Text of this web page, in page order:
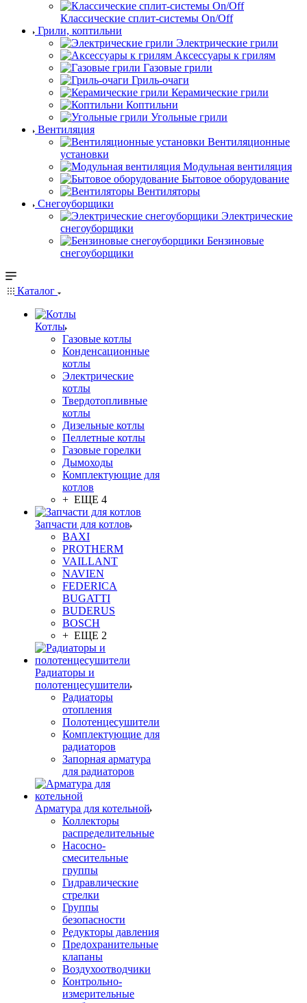
Классические сплит-системы On/Off
Грили, коптильни
Электрические грили
Аксессуары к грилям
Газовые грили
Гриль-очаги
Керамические грили
Коптильни
Угольные грили
Вентиляция
Вентиляционные
установки
Модульная вентиляция
Бытовое оборудование
Вентиляторы
Снегоуборщики
Электрические
снегоуборщики
Бензиновые
снегоуборщики
Каталог
Котлы
Газовые котлы
Конденсационные
котлы
Электрические
котлы
Твердотопливные
котлы
Дизельные котлы
Пеллетные котлы
Газовые горелки
Дымоходы
Комплектующие для
котлов
+ ЕЩЕ 4
Запчасти для котлов
BAXI
PROTHERM
VAILLANT
NAVIEN
FEDERICA
BUGATTI
BUDERUS
BOSCH
+ ЕЩЕ 2
Радиаторы и
полотенцесушители
Радиаторы
отопления
Полотенцесушители
Комплектующие для
радиаторов
Запорная арматура
для радиаторов
Арматура для котельной
Коллекторы
распределительные
Насосно-
смесительные
группы
Гидравлические
стрелки
Группы
безопасности
Редукторы давления
Предохранительные
клапаны
Воздухоотводчики
Контрольно-
измерительные